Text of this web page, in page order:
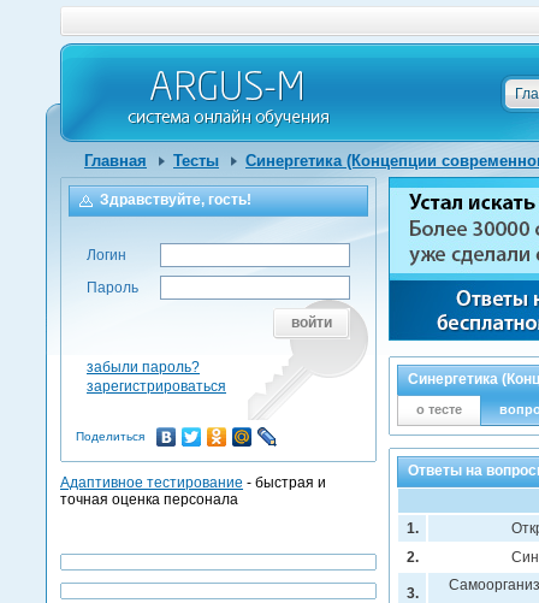
Главная Тесты Синергетика (Концепции
Синергетика
о тесте
Ответы на
1.
2.
3.
Здравствуйте, гость!
Логин
Пароль
войти
забыли пароль?
зарегистрироваться
Поделиться
Адаптивное тестирование - быстрая и
точная оценка персонала